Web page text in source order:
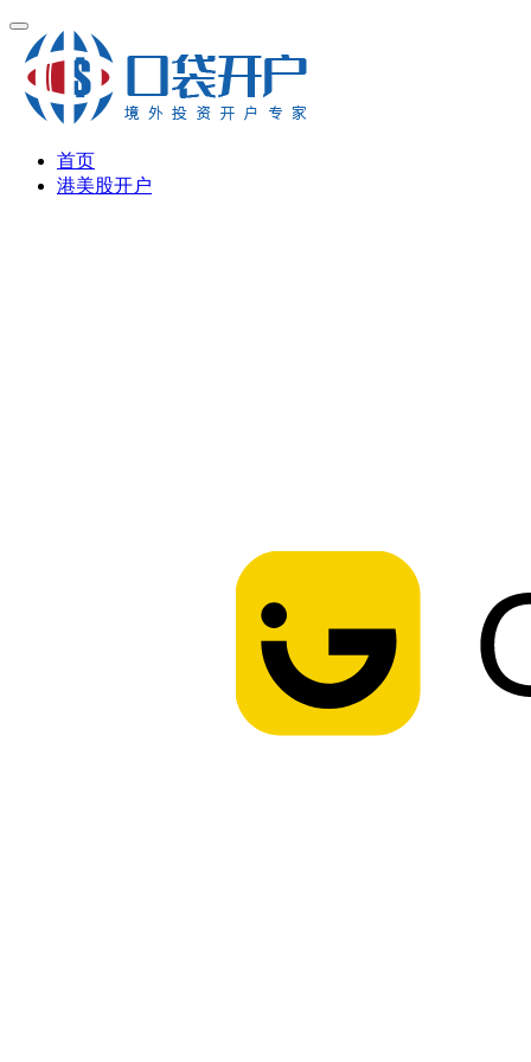
首页
港美股开户